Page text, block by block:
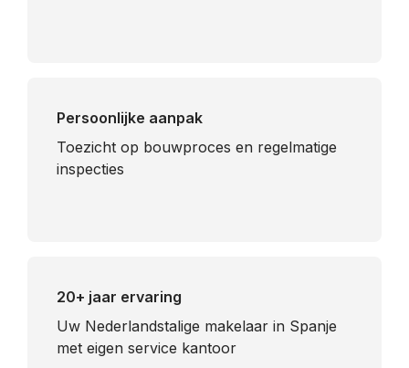
Persoonlijke aanpak
Toezicht op bouwproces en regelmatige
inspecties
20+ jaar ervaring
Uw Nederlandstalige makelaar in Spanje
met eigen service kantoor